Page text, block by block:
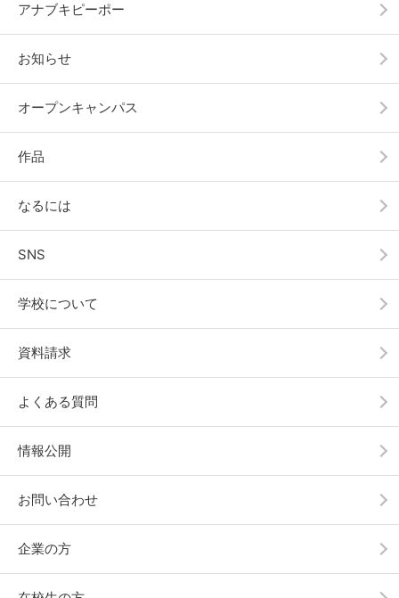
アナブキピーポー
お知らせ
オープンキャンパス
作品
なるには
SNS
学校について
資料請求
よくある質問
情報公開
お問い合わせ
企業の方